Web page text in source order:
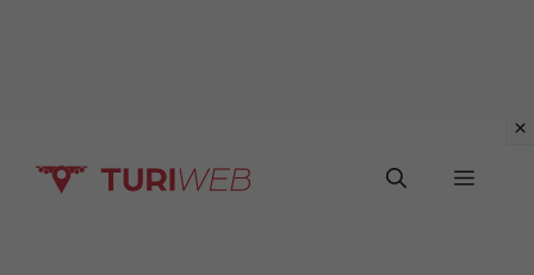
Menu